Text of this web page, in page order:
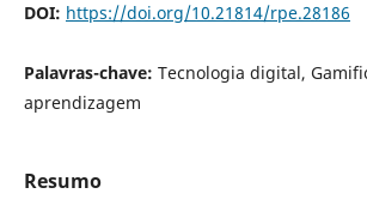
DOI: https://doi.org/10.21814/rpe.28186
Palavras-chave: Tecnologia digital,
aprendizagem
Resumo